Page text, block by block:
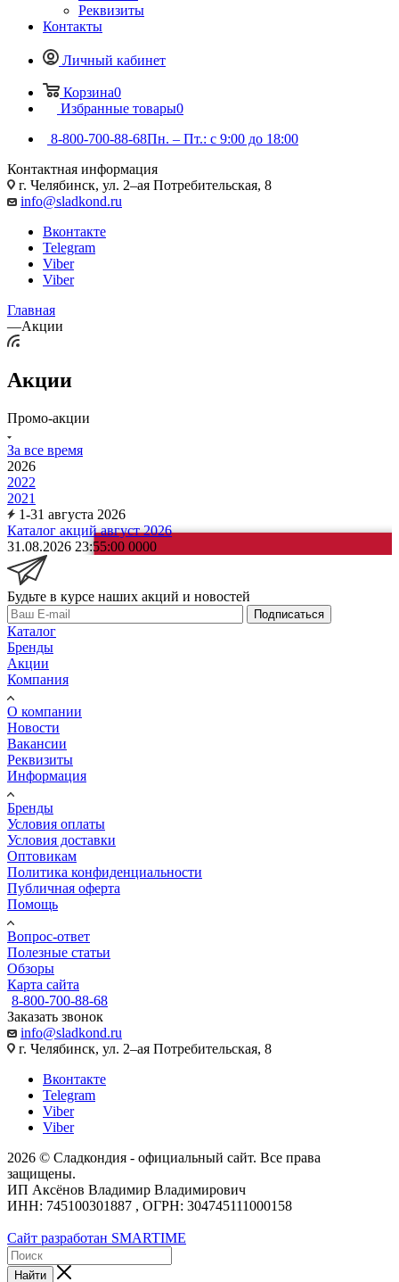
Реквизиты
Контакты
Личный кабинет
Корзина0
Избранные товары0
8-800-700-88-68Пн. – Пт.: с 9:00 до 18:00
Контактная информация
г. Челябинск, ул. 2–ая Потребительская, 8
info@sladkond.ru
Вконтакте
Telegram
Viber
Viber
Главная
—Акции
Акции
Промо-акции
За все время
2026
2022
2021
1-31 августа 2026
Каталог акций август 2026
31.08.2026 23:55:00 0000
Будьте в курсе наших акций и новостей
Подписаться
Каталог
Бренды
Акции
Компания
О компании
Новости
Вакансии
Реквизиты
Информация
Бренды
Условия оплаты
Условия доставки
Оптовикам
Политика конфиденциальности
Публичная оферта
Помощь
Вопрос-ответ
Полезные статьи
Обзоры
Карта сайта
8-800-700-88-68
Заказать звонок
info@sladkond.ru
г. Челябинск, ул. 2–ая Потребительская, 8
Вконтакте
Telegram
Viber
Viber
2026 © Сладкондия - официальный сайт. Все права
защищены.
ИП Аксёнов Владимир Владимирович
ИНН: 745100301887 , ОГРН: 304745111000158
Cайт разработан SMARTIME
Найти